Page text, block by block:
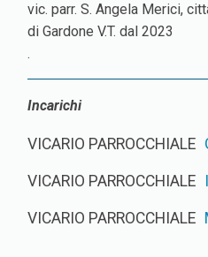
vic. parr. S. Angela Merici,
di Gardone V.T. dal 2023
.
Incarichi
VICARIO PARROCCHIALE
VICARIO PARROCCHIALE
VICARIO PARROCCHIALE